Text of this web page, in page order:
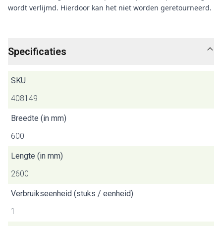
wordt verlijmd. Hierdoor kan het niet worden geretourneerd.
Specificaties
SKU
408149
Breedte (in mm)
600
Lengte (in mm)
2600
Verbruikseenheid (stuks / eenheid)
1